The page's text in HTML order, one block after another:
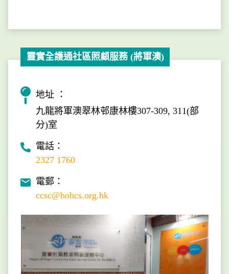
靈實全護通社區照顧服務 (將軍澳)
地址 ：
九龍將軍澳翠林邨康林樓307-309, 311(部
分)室
電話：
2327 1760
電郵：
ccsc@hohcs.org.hk